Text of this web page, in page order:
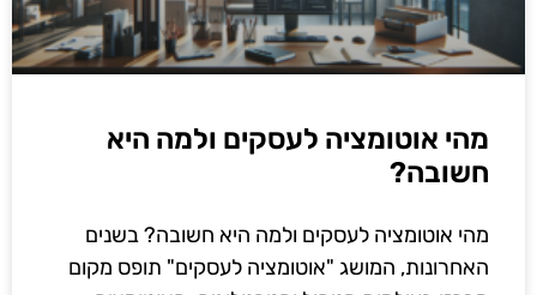
מהי אוטומציה לעסקים ולמה היא
חשובה?
מהי אוטומציה לעסקים ולמה היא חשובה? בשנים
האחרונות, המושג "אוטומציה לעסקים" תופס מקום